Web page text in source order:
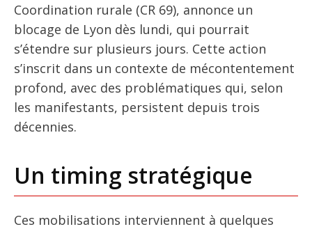
Coordination rurale (CR 69), annonce un
blocage de Lyon dès lundi, qui pourrait
s’étendre sur plusieurs jours. Cette action
s’inscrit dans un contexte de mécontentement
profond, avec des problématiques qui, selon
les manifestants, persistent depuis trois
décennies.
Un timing stratégique
Ces mobilisations interviennent à quelques